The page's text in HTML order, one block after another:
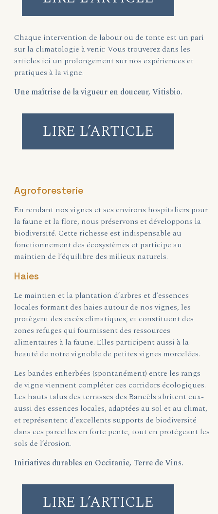
Chaque intervention de labour ou de tonte est un pari
sur la climatologie à venir. Vous trouverez dans les
articles ici un prolongement sur nos expériences et
pratiques à la vigne.
Une maîtrise de la vigueur en douceur, Vitisbio.
LIRE L’ARTICLE
Agroforesterie
En rendant nos vignes et ses environs hospitaliers pour
la faune et la flore, nous préservons et développons la
biodiversité. Cette richesse est indispensable au
fonctionnement des écosystèmes et participe au
maintien de l’équilibre des milieux naturels.
Haies
Le maintien et la plantation d’arbres et d’essences
locales formant des haies autour de nos vignes, les
protègent des excès climatiques, et constituent des
zones refuges qui fournissent des ressources
alimentaires à la faune. Elles participent aussi à la
beauté de notre vignoble de petites vignes morcelées.
Les bandes enherbées (spontanément) entre les rangs
de vigne viennent compléter ces corridors écologiques.
Les hauts talus des terrasses des Bancèls abritent eux-
aussi des essences locales, adaptées au sol et au climat,
et représentent d’excellents supports de biodiversité
dans ces parcelles en forte pente, tout en protégeant les
sols de l’érosion.
Initiatives durables en Occitanie, Terre de Vins.
LIRE L’ARTICLE